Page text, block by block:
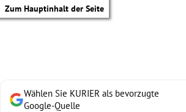
Zum Hauptinhalt der Seite
Wählen Sie KURIER als bevorzugte
Google-Quelle